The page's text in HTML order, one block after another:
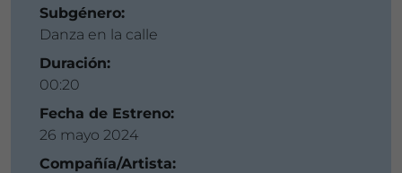
Subgénero:
Danza en la calle
Duración:
00:20
Fecha de Estreno:
26 mayo 2024
Compañía/Artista: